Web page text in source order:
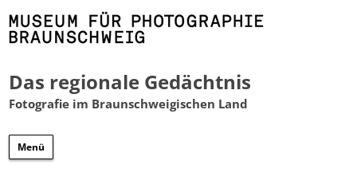
Das regionale Gedächtnis
Fotografie im Braunschweigischen Land
Menü
Zum
springen